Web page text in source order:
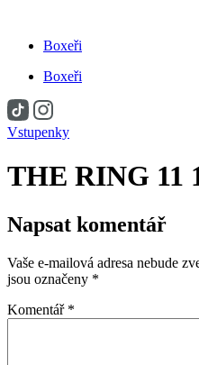
obsahuBoxeři
Boxeři
Vstupenky
THE RING 11
Napsat komentář
Vaše e-mailová adresa nebude
jsou označeny *
Komentář *